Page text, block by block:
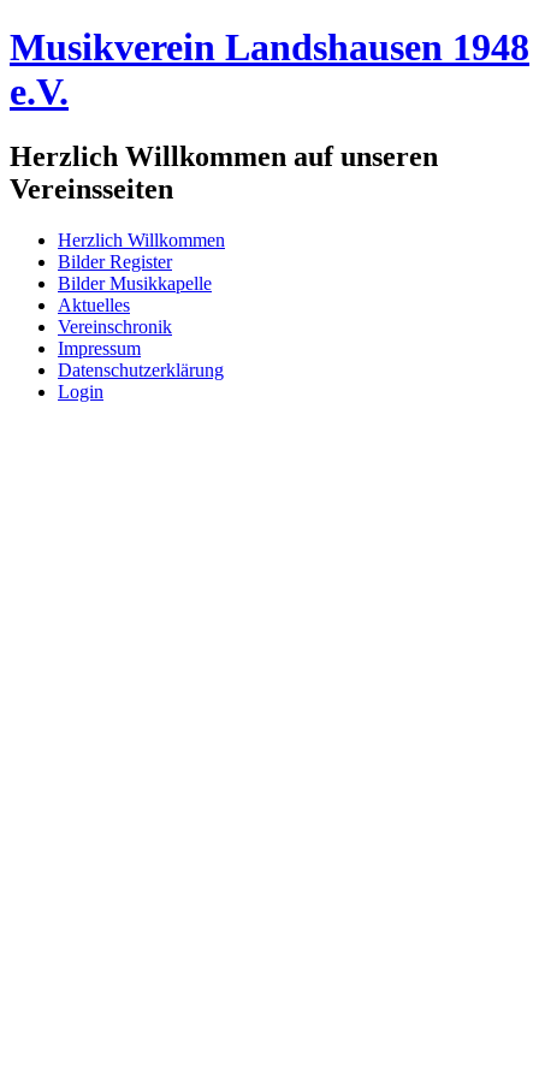
Musikverein Landshausen 1948
e.V.
Herzlich Willkommen auf unseren
Vereinsseiten
Herzlich Willkommen
Bilder Register
Bilder Musikkapelle
Aktuelles
Vereinschronik
Impressum
Datenschutzerklärung
Login